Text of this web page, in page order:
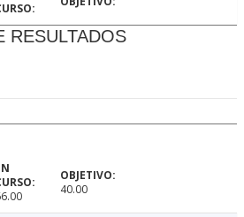
RESULTADOS
40.00